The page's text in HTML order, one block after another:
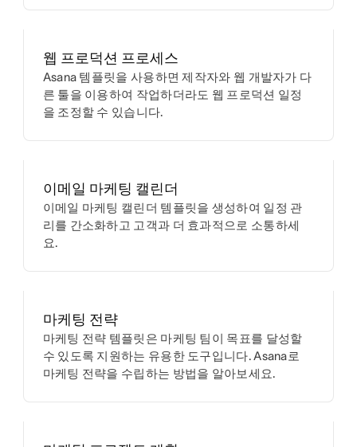
웹 프로덕션 프로세스
Asana 템플릿을 사용하면 제작자와 웹 개발자가 다
른 툴을 이용하여 작업하더라도 웹 프로덕션 일정
을 조정할 수 있습니다.
이메일 마케팅 캘린더
이메일 마케팅 캘린더 템플릿을 생성하여 일정 관
리를 간소화하고 고객과 더 효과적으로 소통하세
요.
마케팅 전략
마케팅 전략 템플릿은 마케팅 팀이 목표를 달성할
수 있도록 지원하는 유용한 도구입니다. Asana로
마케팅 전략을 수립하는 방법을 알아보세요.